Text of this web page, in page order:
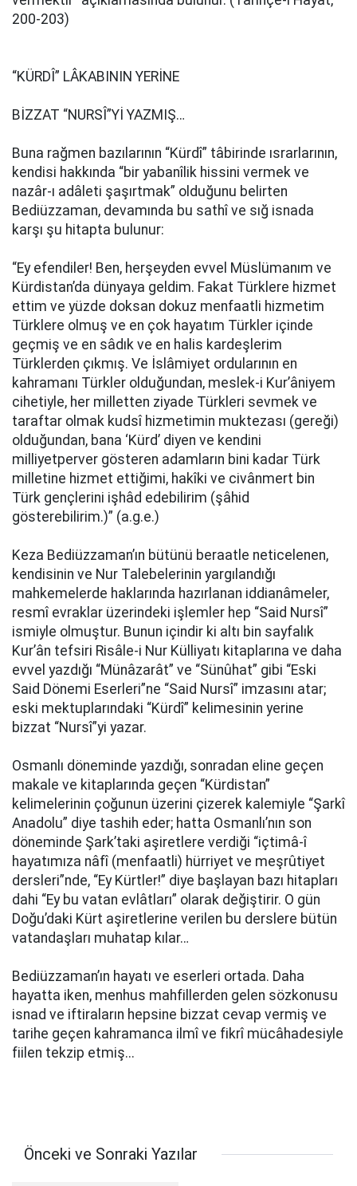
200-203)
“KÜRDÎ” LÂKABININ YERİNE
BİZZAT “NURSÎ”Yİ YAZMIŞ…
Buna rağmen bazılarının “Kürdî” tâbirinde ısrarlarının,
kendisi hakkında “bir yabanîlik hissini vermek ve
nazâr-ı adâleti şaşırtmak” olduğunu belirten
Bediüzzaman, devamında bu sathî ve sığ isnada
karşı şu hitapta bulunur:
“Ey efendiler! Ben, herşeyden evvel Müslümanım ve
Kürdistan’da dünyaya geldim. Fakat Türklere hizmet
ettim ve yüzde doksan dokuz menfaatli hizmetim
Türklere olmuş ve en çok hayatım Türkler içinde
geçmiş ve en sâdık ve en halis kardeşlerim
Türklerden çıkmış. Ve İslâmiyet ordularının en
kahramanı Türkler olduğundan, meslek-i Kur’âniyem
cihetiyle, her milletten ziyade Türkleri sevmek ve
taraftar olmak kudsî hizmetimin muktezası (gereği)
olduğundan, bana ‘Kürd’ diyen ve kendini
milliyetperver gösteren adamların bini kadar Türk
milletine hizmet ettiğimi, hakîki ve civânmert bin
Türk gençlerini işhâd edebilirim (şâhid
gösterebilirim.)” (a.g.e.)
Keza Bediüzzaman’ın bütünü beraatle neticelenen,
kendisinin ve Nur Talebelerinin yargılandığı
mahkemelerde haklarında hazırlanan iddianâmeler,
resmî evraklar üzerindeki işlemler hep “Said Nursî”
ismiyle olmuştur. Bunun içindir ki altı bin sayfalık
Kur’ân tefsiri Risâle-i Nur Külliyatı kitaplarına ve daha
evvel yazdığı “Münâzarât” ve “Sünûhat” gibi “Eski
Said Dönemi Eserleri”ne “Said Nursî” imzasını atar;
eski mektuplarındaki “Kürdî” kelimesinin yerine
bizzat “Nursî”yi yazar.
Osmanlı döneminde yazdığı, sonradan eline geçen
makale ve kitaplarında geçen “Kürdistan”
kelimelerinin çoğunun üzerini çizerek kalemiyle “Şarkî
Anadolu” diye tashih eder; hatta Osmanlı’nın son
döneminde Şark’taki aşiretlere verdiği “içtimâ-î
hayatımıza nâfî (menfaatli) hürriyet ve meşrûtiyet
dersleri”nde, “Ey Kürtler!” diye başlayan bazı hitapları
dahi “Ey bu vatan evlâtları” olarak değiştirir. O gün
Doğu’daki Kürt aşiretlerine verilen bu derslere bütün
vatandaşları muhatap kılar…
Bediüzzaman’ın hayatı ve eserleri ortada. Daha
hayatta iken, menhus mahfillerden gelen sözkonusu
isnad ve iftiraların hepsine bizzat cevap vermiş ve
tarihe geçen kahramanca ilmî ve fikrî mücâhadesiyle
fiilen tekzip etmiş...
Önceki ve Sonraki Yazılar